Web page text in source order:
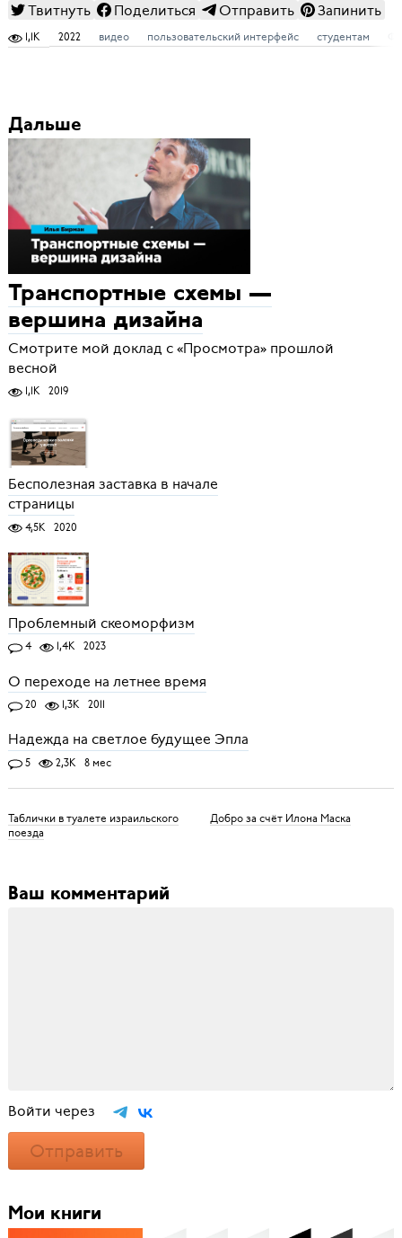
Твитнуть
Поделиться Отправить Запинить
1,1K 2022 видео пользовательский интерфейс студентам
Дальше
Транспортные схемы —
вершина дизайна
Смотрите мой доклад с «Просмотра» прошлой
весной
1,1K 2019
Бесполезная заставка в начале
страницы
4,5K 2020
Проблемный скеоморфизм
4 1,4K 2023
О переходе на летнее время
20 1,3K 2011
Надежда на светлое будущее Эпла
5 2,3K 8 мес
Таблички в туалете израильского
поезда
Добро за счёт Илона Маска
Ваш комментарий
Войти через
Отправить
Мои книги